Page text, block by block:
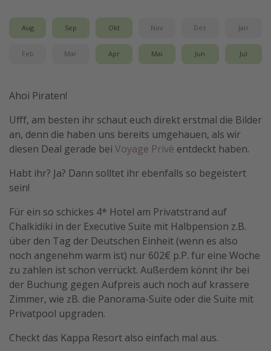
Hotels am Achensee
Weitere Themen
Familienurlaub in der Türkei
Rundreisen in Thailand
Bahnreisen in der Schweiz
Reisepassfreie Reiseziele
Travel Know How
Silvesterreisen
Last Minute Urlaub Mallorca
Last Minute Urlaub Deutschland
Aug Sep Okt Nov Dez Jan
Feb Mär Apr Mai Jun Jul
Ahoi Piraten!
Ufff, am besten ihr schaut euch direkt erstmal die Bilder
an, denn die haben uns bereits umgehauen, als wir
diesen Deal gerade bei Voyage Privè entdeckt haben.
Habt ihr? Ja? Dann solltet ihr ebenfalls so begeistert
sein!
Für ein so schickes 4* Hotel am Privatstrand auf
Chalkidiki in der Executive Suite mit Halbpension z.B.
über den Tag der Deutschen Einheit (wenn es also
noch angenehm warm ist) nur 602€ p.P. für eine Woche
zu zahlen ist schon verrückt. Außerdem könnt ihr bei
der Buchung gegen Aufpreis auch noch auf krassere
Zimmer, wie zB. die Panorama-Suite oder die Suite mit
Privatpool upgraden.
Checkt das Kappa Resort also einfach mal aus.